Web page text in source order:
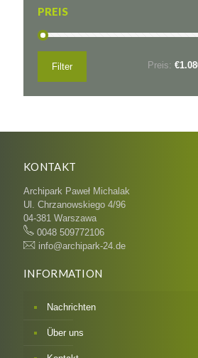
PREIS
Preis
PreisFilter Preis:
KONTAKT
Archipark Paweł Michalak
Ul. Chrzanowskiego 4/96
04-381 Warszawa
0048 509772106
info@archipark-24.de
INFORMATION
Nachrichten
Über uns